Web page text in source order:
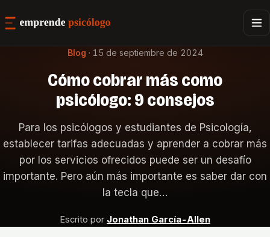
Blog · 15 de septiembre de 2024
Cómo cobrar más como
psicólogo: 9 consejos
Para los psicólogos y estudiantes de Psicología,
establecer tarifas adecuadas y aprender a cobrar más
por los servicios ofrecidos puede ser un desafío
importante. Pero aún más importante es saber dar con
la tecla que…
Escrito por Jonathan García-Allen